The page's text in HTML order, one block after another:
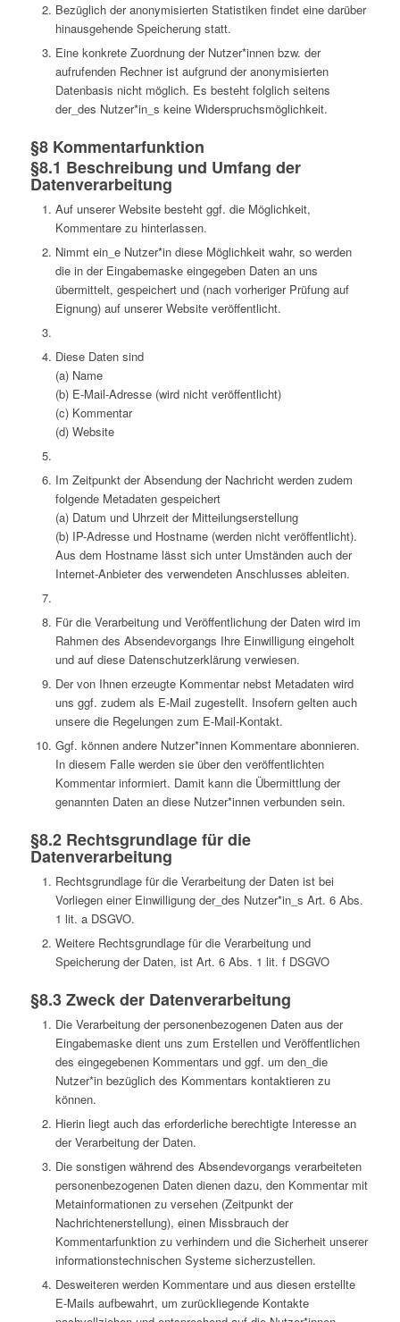
Bezüglich der anonymisierten Statistiken findet eine darüber
hinausgehende Speicherung statt.
Eine konkrete Zuordnung der Nutzer*innen bzw. der
aufrufenden Rechner ist aufgrund der anonymisierten
Datenbasis nicht möglich. Es besteht folglich seitens
der_des Nutzer*in_s keine Widerspruchsmöglichkeit.
§8 Kommentarfunktion
§8.1 Beschreibung und Umfang der
Datenverarbeitung
Auf unserer Website besteht ggf. die Möglichkeit,
Kommentare zu hinterlassen.
Nimmt ein_e Nutzer*in diese Möglichkeit wahr, so werden
die in der Eingabemaske eingegeben Daten an uns
übermittelt, gespeichert und (nach vorheriger Prüfung auf
Eignung) auf unserer Website veröffentlicht.
Diese Daten sind
(a) Name
(b) E-Mail-Adresse (wird nicht veröffentlicht)
(c) Kommentar
(d) Website
Im Zeitpunkt der Absendung der Nachricht werden zudem
folgende Metadaten gespeichert
(a) Datum und Uhrzeit der Mitteilungserstellung
(b) IP-Adresse und Hostname (werden nicht veröffentlicht).
Aus dem Hostname lässt sich unter Umständen auch der
Internet-Anbieter des verwendeten Anschlusses ableiten.
Für die Verarbeitung und Veröffentlichung der Daten wird im
Rahmen des Absendevorgangs Ihre Einwilligung eingeholt
und auf diese Datenschutzerklärung verwiesen.
Der von Ihnen erzeugte Kommentar nebst Metadaten wird
uns ggf. zudem als E-Mail zugestellt. Insofern gelten auch
unsere die Regelungen zum E-Mail-Kontakt.
Ggf. können andere Nutzer*innen Kommentare abonnieren.
In diesem Falle werden sie über den veröffentlichten
Kommentar informiert. Damit kann die Übermittlung der
genannten Daten an diese Nutzer*innen verbunden sein.
§8.2 Rechtsgrundlage für die
Datenverarbeitung
Rechtsgrundlage für die Verarbeitung der Daten ist bei
Vorliegen einer Einwilligung der_des Nutzer*in_s Art. 6 Abs.
1 lit. a DSGVO.
Weitere Rechtsgrundlage für die Verarbeitung und
Speicherung der Daten, ist Art. 6 Abs. 1 lit. f DSGVO
§8.3 Zweck der Datenverarbeitung
Die Verarbeitung der personenbezogenen Daten aus der
Eingabemaske dient uns zum Erstellen und Veröffentlichen
des eingegebenen Kommentars und ggf. um den_die
Nutzer*in bezüglich des Kommentars kontaktieren zu
können.
Hierin liegt auch das erforderliche berechtigte Interesse an
der Verarbeitung der Daten.
Die sonstigen während des Absendevorgangs verarbeiteten
personenbezogenen Daten dienen dazu, den Kommentar mit
Metainformationen zu versehen (Zeitpunkt der
Nachrichtenerstellung), einen Missbrauch der
Kommentarfunktion zu verhindern und die Sicherheit unserer
informationstechnischen Systeme sicherzustellen.
Desweiteren werden Kommentare und aus diesen erstellte
E-Mails aufbewahrt, um zurückliegende Kontakte